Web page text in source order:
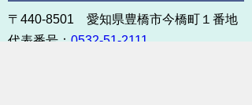
〒440-8501 愛知県豊橋市今橋町１番地
代表番号： 0532-51-2111